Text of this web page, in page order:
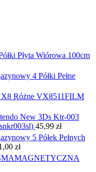
Płyta Wiórowa 100cm
4 Półki Pełne
Różne VX8511FILM
New 3Ds Ktr-003
45,99 zł
5 Półek Pełnych
zł